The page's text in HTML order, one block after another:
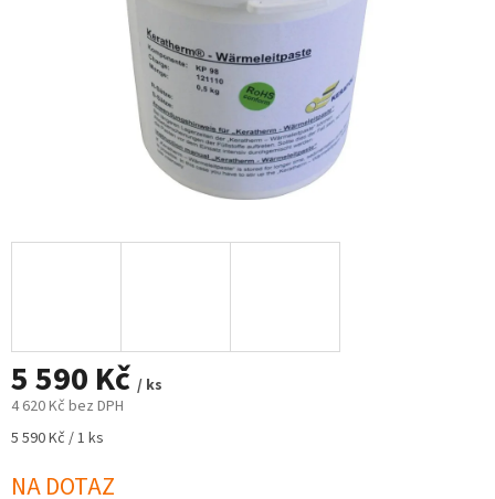
5 590 Kč / ks
4 620 Kč bez DPH
Měrná
5 590 Kč / 1 ks
NA DOTAZ